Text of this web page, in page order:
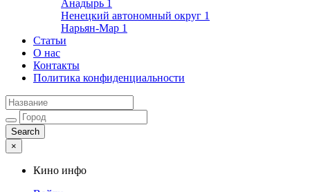
Анадырь 1
Ненецкий автономный округ 1
Нарьян-Мар 1
Статьи
О нас
Контакты
Политика конфиденциальности
×
Кино инфо